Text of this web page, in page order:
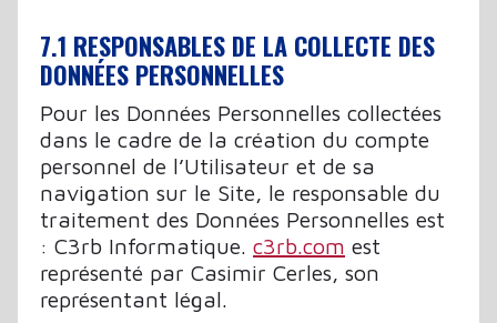
7.1 RESPONSABLES DE LA COLLECTE DES
DONNÉES PERSONNELLES
Pour les Données Personnelles collectées
dans le cadre de la création du compte
personnel de l’Utilisateur et de sa
navigation sur le Site, le responsable du
traitement des Données Personnelles est
: C3rb Informatique. c3rb.com est
représenté par Casimir Cerles, son
représentant légal.